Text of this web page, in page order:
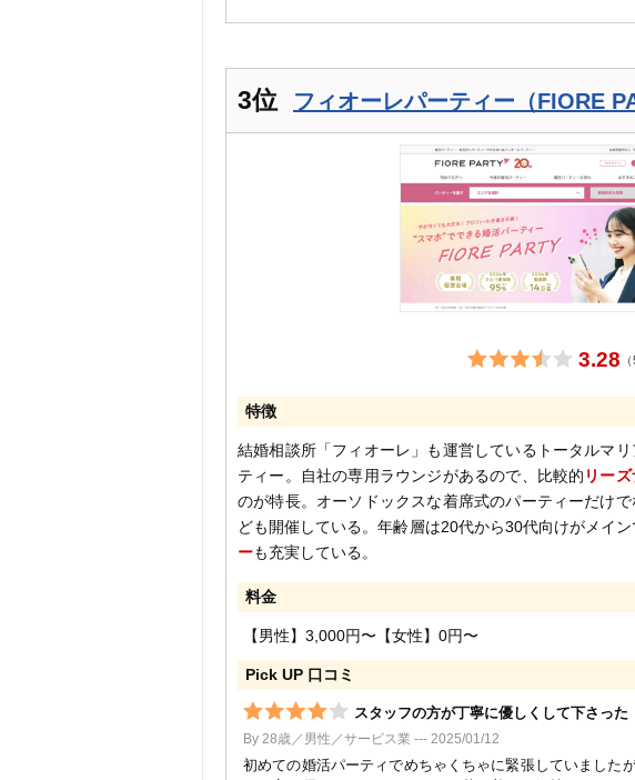
3位 フィオーレパーティー（FIORE
3.28
特徴
結婚相談所「フィオーレ」も運営しているトータルマ
ティー。自社の専用ラウンジがあるので、比較的 リー
のが特長。オーソドックスな着席式のパーティーだけ
ども開催している。年齢層は20代から30代向けがメイン
ーも充実している。
料金
【男性】3,000円〜【女性】0円〜
Pick UP 口コミ
スタッフの方が丁寧に優しくして下さった
By 28歳／男性／サービス業 --- 2025/01/12
初めての婚活パーティでめちゃくちゃに緊張していました